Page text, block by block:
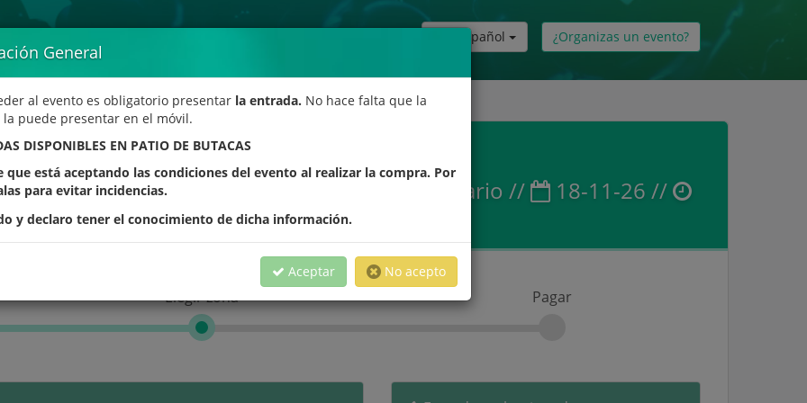
Español ¿Organizas un evento?
Fede Cyrulnik
// Auditorio Insular en Puerto del Rosario // 18-11-26 //
20:30
Elegir zona Pagar
General
al evento es obligatorio presentar la entrada. No hace falta que la
puede presentar en el móvil.
DISPONIBLES EN PATIO DE BUTACAS
que está aceptando las condiciones del evento al realizar la compra. Por
para evitar incidencias.
y declaro tener el conocimiento de dicha información.
Aceptar No acepto